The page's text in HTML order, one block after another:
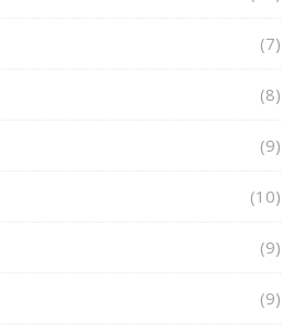
(7)
(8)
(9)
(10)
(9)
(9)